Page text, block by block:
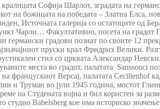
Софија Шарлот, зградата на
на божицата на победата – Златна Елса,
Источната галерија со остатоците од
Чарли… Факултативно, посета на градот
германски градови познат по своите 12
пруски крал Фридрих Велики.
стил со црквата Александар
места во градот, палатата Sanssouci
францускиот Версај, палатата Cecilienhof
и Труман во јули 1945 година, мостот
на Студената војна и бил користен за
Babelsberg кое има историско значење